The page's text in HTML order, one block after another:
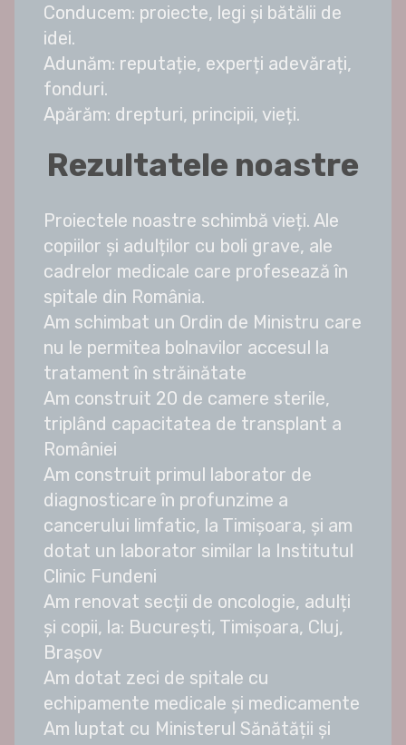
Conducem: proiecte, legi și bătălii de
idei.
Adunăm: reputație, experți adevărați,
fonduri.
Apărăm: drepturi, principii, vieți.
Rezultatele noastre
Proiectele noastre schimbă vieți. Ale
copiilor și adulților cu boli grave, ale
cadrelor medicale care profesează în
spitale din România.
Am schimbat un Ordin de Ministru care
nu le permitea bolnavilor accesul la
tratament în străinătate
Am construit 20 de camere sterile,
triplând capacitatea de transplant a
României
Am construit primul laborator de
diagnosticare în profunzime a
cancerului limfatic, la Timișoara, și am
dotat un laborator similar la Institutul
Clinic Fundeni
Am renovat secții de oncologie, adulți
și copii, la: București, Timișoara, Cluj,
Brașov
Am dotat zeci de spitale cu
echipamente medicale și medicamente
Am luptat cu Ministerul Sănătății și